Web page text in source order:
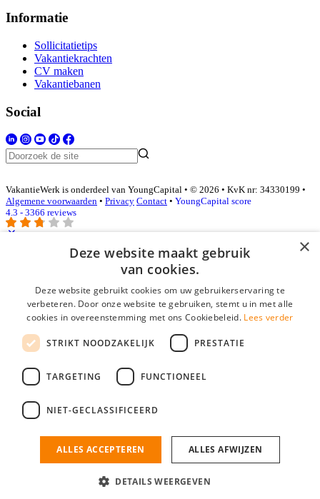
Informatie
Sollicitatietips
Vakantiekrachten
CV maken
Vakantiebanen
Social
VakantieWerk is onderdeel van YoungCapital • © 2026 • KvK nr: 34330199 •
Algemene voorwaarden • Privacy Contact • YoungCapital score
4.3 - 3366 reviews
E-mail*
Wachtwoord
login gegevens onthouden
login
Bedrijf aanmelden
nieuwe collega/werknemer zo gevonden!
×
Deze website maakt gebruik
van cookies.
Deze website gebruikt cookies om uw gebruikerservaring te
verbeteren. Door onze website te gebruiken, stemt u in met alle
cookies in overeenstemming met ons Cookiebeleid. Lees verder
STRIKT NOODZAKELIJK PRESTATIE
TARGETING FUNCTIONEEL
NIET-GECLASSIFICEERD
ALLES ACCEPTEREN ALLES AFWIJZEN
DETAILS WEERGEVEN